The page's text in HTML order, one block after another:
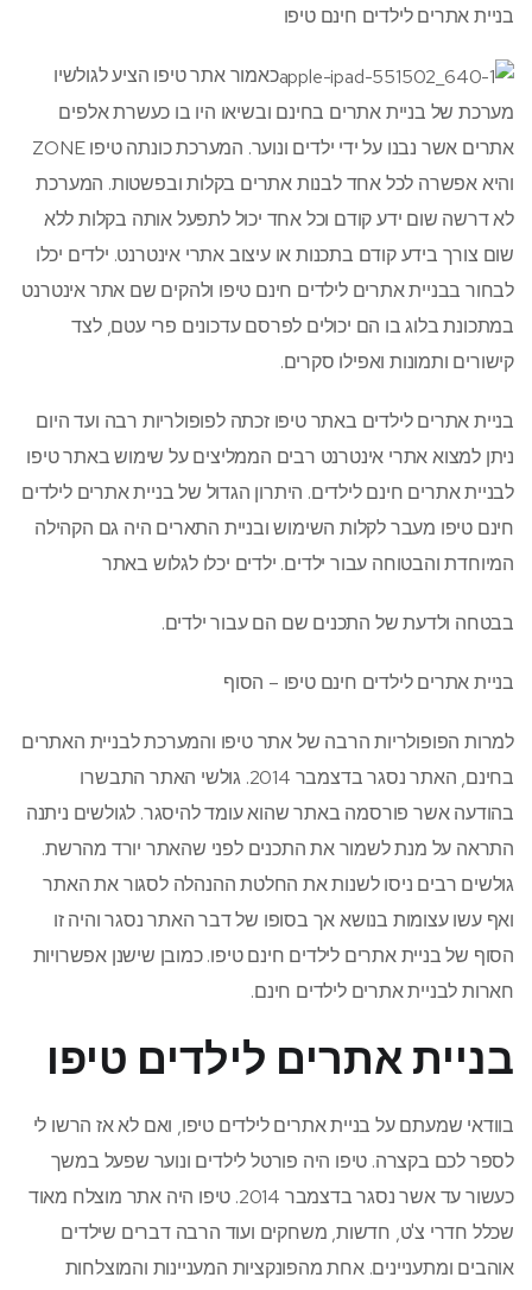
בניית אתרים לילדים חינם טיפו
כאמור אתר טיפו הציע לגולשיו
מערכת של בניית אתרים בחינם ובשיאו היו בו כעשרת אלפים
אתרים אשר נבנו על ידי ילדים ונוער. המערכת כונתה טיפו ZONE
והיא אפשרה לכל אחד לבנות אתרים בקלות ובפשטות. המערכת
לא דרשה שום ידע קודם וכל אחד יכול לתפעל אותה בקלות ללא
שום צורך בידע קודם בתכנות או עיצוב אתרי אינטרנט. ילדים יכלו
לבחור בבניית אתרים לילדים חינם טיפו ולהקים שם אתר אינטרנט
במתכונת בלוג בו הם יכולים לפרסם עדכונים פרי עטם, לצד
קישורים ותמונות ואפילו סקרים.
בניית אתרים לילדים באתר טיפו זכתה לפופולריות רבה ועד היום
ניתן למצוא אתרי אינטרנט רבים הממליצים על שימוש באתר טיפו
לבניית אתרים חינם לילדים. היתרון הגדול של בניית אתרים לילדים
חינם טיפו מעבר לקלות השימוש ובניית התארים היה גם הקהילה
המיוחדת והבטוחה עבור ילדים. ילדים יכלו לגלוש באתר
בבטחה ולדעת של התכנים שם הם עבור ילדים.
בניית אתרים לילדים חינם טיפו – הסוף
למרות הפופולריות הרבה של אתר טיפו והמערכת לבניית האתרים
בחינם, האתר נסגר בדצמבר 2014. גולשי האתר התבשרו
בהודעה אשר פורסמה באתר שהוא עומד להיסגר. לגולשים ניתנה
התראה על מנת לשמור את התכנים לפני שהאתר יורד מהרשת.
גולשים רבים ניסו לשנות את החלטת ההנהלה לסגור את האתר
ואף עשו עצומות בנושא אך בסופו של דבר האתר נסגר והיה זו
הסוף של בניית אתרים לילדים חינם טיפו. כמובן שישנן אפשרויות
חארות לבניית אתרים לילדים חינם.
בניית אתרים לילדים טיפו
בוודאי שמעתם על בניית אתרים לילדים טיפו, ואם לא אז הרשו לי
לספר לכם בקצרה. טיפו היה פורטל לילדים ונוער שפעל במשך
כעשור עד אשר נסגר בדצמבר 2014. טיפו היה אתר מוצלח מאוד
שכלל חדרי צ'ט, חדשות, משחקים ועוד הרבה דברים שילדים
אוהבים ומתעניינים. אחת מהפונקציות המעניינות והמוצלחות